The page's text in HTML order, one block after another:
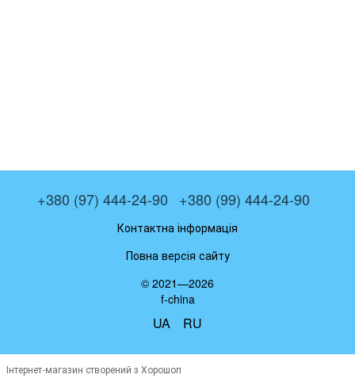
+380 (97) 444-24-90 +380 (99) 444-24-90
Контактна інформація
Повна версія сайту
© 2021—2026
f-china
UA RU
Інтернет-магазин створений з Хорошоп